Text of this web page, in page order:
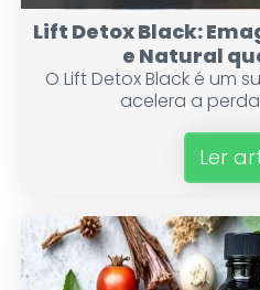
Lift Detox Black:
e Natural
O Lift Detox Black é um
acelera a
Ler